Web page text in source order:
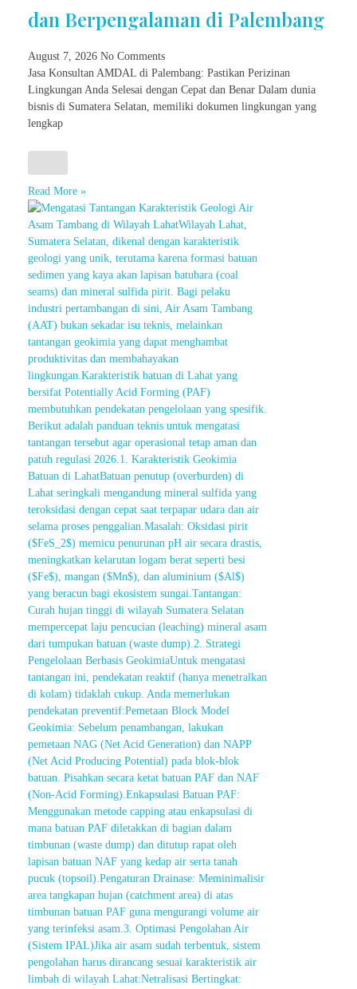
dan Berpengalaman di Palembang
August 7, 2026 No Comments
Jasa Konsultan AMDAL di Palembang: Pastikan Perizinan
Lingkungan Anda Selesai dengan Cepat dan Benar Dalam dunia
bisnis di Sumatera Selatan, memiliki dokumen lingkungan yang
lengkap
Read More »